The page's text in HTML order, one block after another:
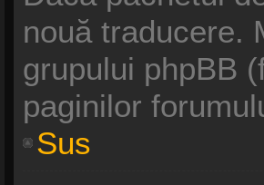
nouă traducere.
grupului phpBB
paginilor
Sus